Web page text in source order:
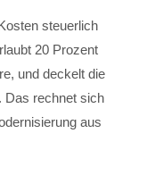
steuerlich
20 Prozent
und deckelt die
Das rechnet sich
aus